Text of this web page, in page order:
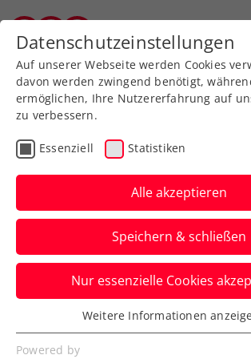
Zurück zur Newsübersicht
Turniere
Generali Open
Erler/Miedler
Titeltriple an
Österreichs Paradedoppel ist
Turnier in Kitzbühel wieder am
Philipp Oswald ein letztes Mal.
Verfasst von: Presseaussendung / Redaktion,
Datenschutzeinstellungen
Auf unserer Webseite werden Cookies
davon werden zwingend benötigt,
ermöglichen, Ihre Nutzererfahrung auf
zu verbessern.
Essenziell Statistiken
Alle akzeptieren
Speichern & schließen
Nur essenzielle Cookies
Essenziell
Essenzielle Cookies werden für
Weitere Informationen
Powered by